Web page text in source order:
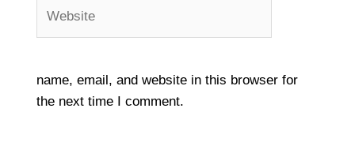
name, email, and website in this browser for
the next time I comment.